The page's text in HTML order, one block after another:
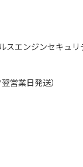
スエンジンセキュ
営業日発送）